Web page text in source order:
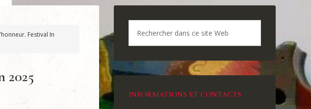
Festival In
2025
INFORMATIONS ET CONTACTS